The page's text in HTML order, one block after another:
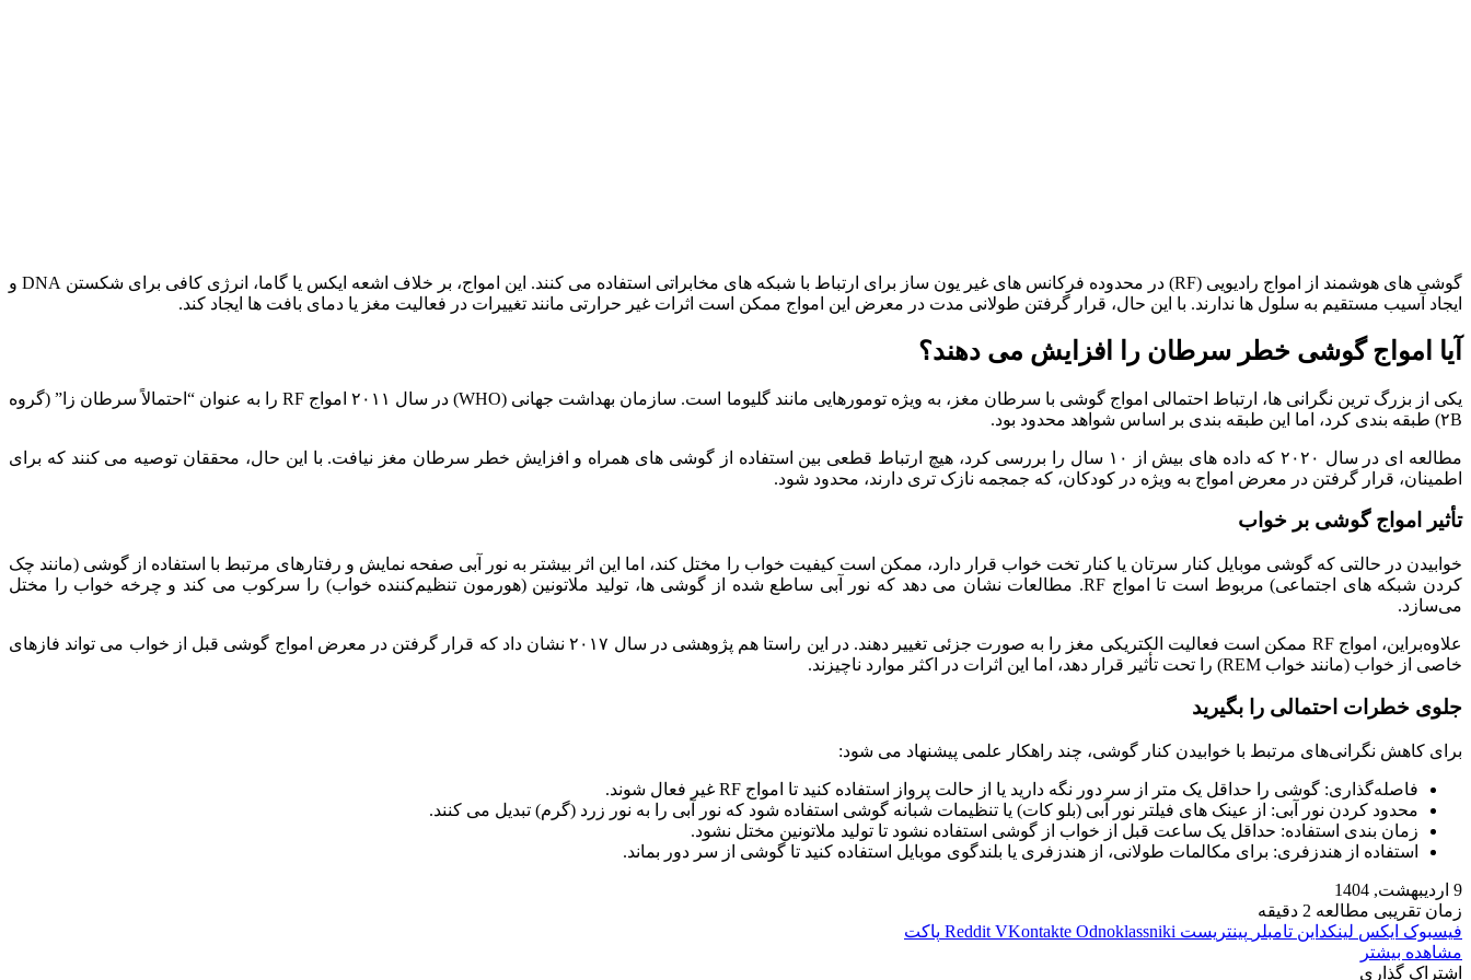
گوشی‌ های هوشمند از امواج رادیویی (RF) در محدوده فرکانس‌ های غیر یون‌ ساز برای ارتباط با شبکه‌ های مخابراتی استفاده می‌ کنند. این امواج، بر خلاف اشعه ایکس یا گاما، انرژی کافی برای شکستن DNA و
ایجاد آسیب مستقیم به سلول‌ ها ندارند. با این‌ حال، قرار گرفتن طولانی‌ مدت در معرض این امواج ممکن است اثرات غیر حرارتی مانند تغییرات در فعالیت مغز یا دمای بافت‌ ها ایجاد کند.
آیا امواج گوشی خطر سرطان را افزایش می‌ دهند؟
یکی از بزرگ‌ ترین نگرانی‌ ها، ارتباط احتمالی امواج گوشی با سرطان مغز، به‌ ویژه تومورهایی مانند گلیوما است. سازمان بهداشت جهانی (WHO) در سال ۲۰۱۱ امواج RF را به‌ عنوان “احتمالاً سرطان‌ زا” (گروه
۲B) طبقه‌ بندی کرد، اما این طبقه‌ بندی بر اساس شواهد محدود بود.
مطالعه‌ ای در سال ۲۰۲۰ که داده‌ های بیش از ۱۰ سال را بررسی کرد، هیچ ارتباط قطعی بین استفاده از گوشی‌ های همراه و افزایش خطر سرطان مغز نیافت. با این‌ حال، محققان توصیه می‌ کنند که برای
اطمینان، قرار گرفتن در معرض امواج به‌ ویژه در کودکان، که جمجمه نازک‌ تری دارند، محدود شود.
تأثیر امواج گوشی بر خواب
خوابیدن در حالتی که گوشی موبایل کنار سرتان یا کنار تخت‌ خواب قرار دارد، ممکن است کیفیت خواب را مختل کند، اما این اثر بیشتر به نور آبی صفحه نمایش و رفتارهای مرتبط با استفاده از گوشی (مانند چک
کردن شبکه‌ های اجتماعی) مربوط است تا امواج RF. مطالعات نشان می‌ دهد که نور آبی ساطع‌ شده از گوشی‌ ها، تولید ملاتونین (هورمون تنظیم‌کننده خواب) را سرکوب می‌ کند و چرخه خواب را مختل
می‌سازد.
علاوه‌براین، امواج RF ممکن است فعالیت الکتریکی مغز را به‌ صورت جزئی تغییر دهند. در این راستا هم پژوهشی در سال ۲۰۱۷ نشان داد که قرار گرفتن در معرض امواج گوشی قبل از خواب می‌ تواند فازهای
خاصی از خواب (مانند خواب REM) را تحت تأثیر قرار دهد، اما این اثرات در اکثر موارد ناچیزند.
جلوی خطرات احتمالی را بگیرید
برای کاهش نگرانی‌های مرتبط با خوابیدن کنار گوشی، چند راهکار علمی پیشنهاد می‌ شود:
فاصله‌گذاری: گوشی را حداقل یک متر از سر دور نگه دارید یا از حالت پرواز استفاده کنید تا امواج RF غیر فعال شوند.
محدود کردن نور آبی: از عینک‌ های فیلتر نور آبی (بلو کات) یا تنظیمات شبانه گوشی استفاده شود که نور آبی را به نور زرد (گرم) تبدیل می‌ کنند.
زمان‌ بندی استفاده: حداقل یک ساعت قبل از خواب از گوشی استفاده نشود تا تولید ملاتونین مختل نشود.
استفاده از هندزفری: برای مکالمات طولانی، از هندزفری یا بلندگوی موبایل استفاده کنید تا گوشی از سر دور بماند.
9 اردیبهشت, 1404
زمان تقریبی مطالعه 2 دقیقه
فیسبوک ایکس لینکداین تامبلر پینتریست Reddit VKontakte Odnoklassniki
پاکت
مشاهده بیشتر
اشتراک گذاری